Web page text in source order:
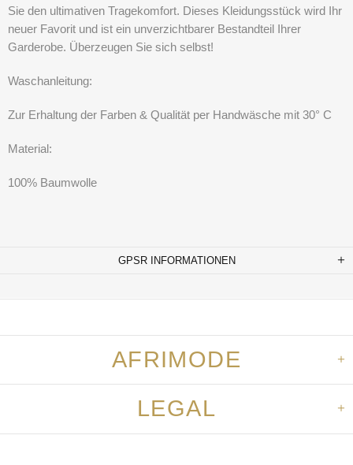
Sie den ultimativen Tragekomfort. Dieses Kleidungsstück wird Ihr
neuer Favorit und ist ein unverzichtbarer Bestandteil Ihrer
Garderobe. Überzeugen Sie sich selbst!
Waschanleitung:
Zur Erhaltung der Farben & Qualität per Handwäsche mit 30° C
Material:
100% Baumwolle
GPSR INFORMATIONEN
AFRIMODE
LEGAL